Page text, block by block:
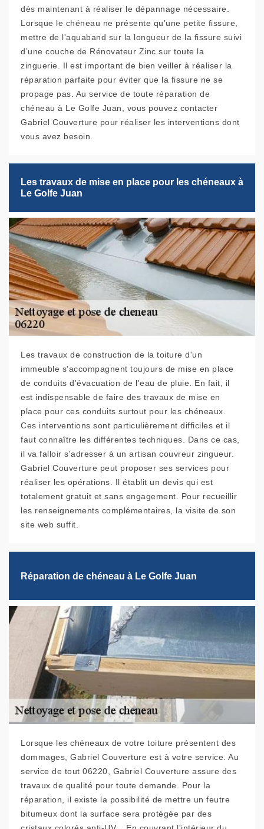
dès maintenant à réaliser le dépannage nécessaire.
Lorsque le chéneau ne présente qu’une petite fissure,
mettre de l'aquaband sur la longueur de la fissure suivi
d’une couche de Rénovateur Zinc sur toute la
zinguerie. Il est important de bien veiller à réaliser la
réparation parfaite pour éviter que la fissure ne se
propage pas. Au service de toute réparation de
chéneau à Le Golfe Juan, vous pouvez contacter
Gabriel Couverture pour réaliser les interventions dont
vous avez besoin.
Les travaux de mise en place pour les chéneaux à
Le Golfe Juan
Les travaux de construction de la toiture d'un
immeuble s'accompagnent toujours de mise en place
de conduits d'évacuation de l'eau de pluie. En fait, il
est indispensable de faire des travaux de mise en
place pour ces conduits surtout pour les chéneaux.
Ces interventions sont particulièrement difficiles et il
faut connaître les différentes techniques. Dans ce cas,
il va falloir s'adresser à un artisan couvreur zingueur.
Gabriel Couverture peut proposer ses services pour
réaliser les opérations. Il établit un devis qui est
totalement gratuit et sans engagement. Pour recueillir
les renseignements complémentaires, la visite de son
site web suffit.
Réparation de chéneau à Le Golfe Juan
Lorsque les chéneaux de votre toiture présentent des
dommages, Gabriel Couverture est à votre service. Au
service de tout 06220, Gabriel Couverture assure des
travaux de qualité pour toute demande. Pour la
réparation, il existe la possibilité de mettre un feutre
bitumeux dont la surface sera protégée par des